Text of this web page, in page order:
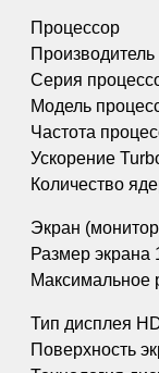
Процессор
Серия
Модель
Частота
Ускорение
Количество
Экран
Размер экрана
Максимальное
Тип дисплея
Поверхность